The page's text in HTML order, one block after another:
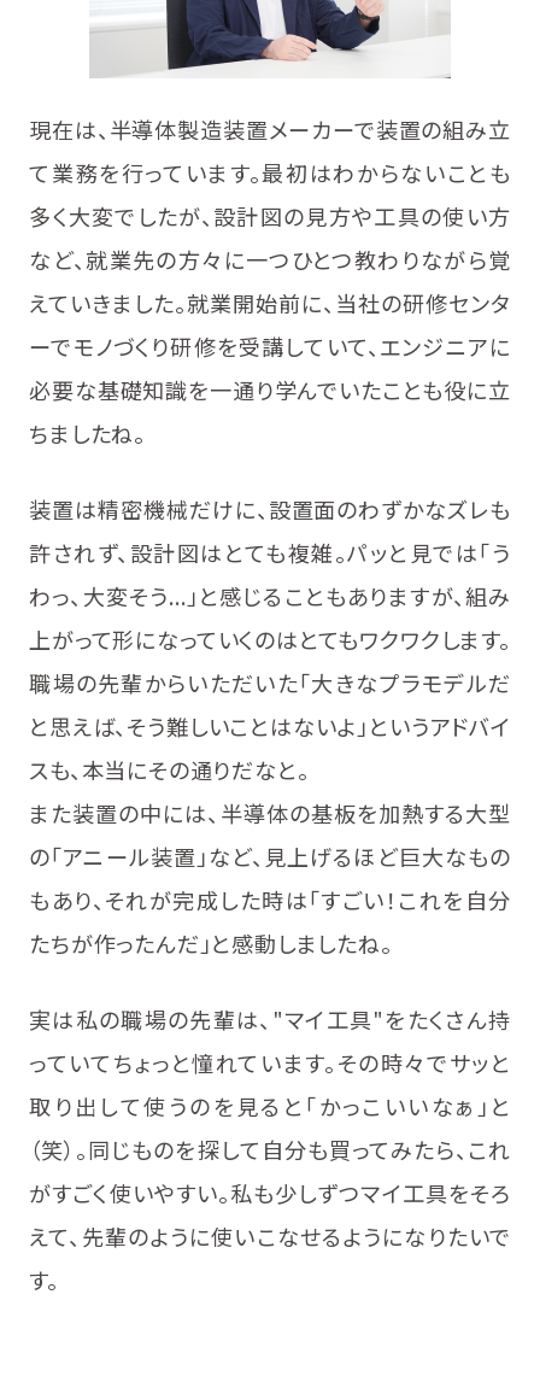
現在は、半導体製造装置メーカーで装置の組み立
て業務を行っています。最初はわからないことも
多く大変でしたが、設計図の見方や工具の使い方
など、就業先の方々に一つひとつ教わりながら覚
えていきました。就業開始前に、当社の研修センタ
ーでモノづくり研修を受講していて、エンジニアに
必要な基礎知識を一通り学んでいたことも役に立
ちましたね。
装置は精密機械だけに、設置面のわずかなズレも
許されず、設計図はとても複雑。パッと見では「う
わっ、大変そう...」と感じることもありますが、組み
上がって形になっていくのはとてもワクワクします。
職場の先輩からいただいた「大きなプラモデルだ
と思えば、そう難しいことはないよ」というアドバイ
スも、本当にその通りだなと。
また装置の中には、半導体の基板を加熱する大型
の「アニール装置」など、見上げるほど巨大なもの
もあり、それが完成した時は「すごい！これを自分
たちが作ったんだ」と感動しましたね。
実は私の職場の先輩は、"マイ工具"をたくさん持
っていてちょっと憧れています。その時々でサッと
取り出して使うのを見ると「かっこいいなぁ」と
（笑）。同じものを探して自分も買ってみたら、これ
がすごく使いやすい。私も少しずつマイ工具をそろ
えて、先輩のように使いこなせるようになりたいで
す。